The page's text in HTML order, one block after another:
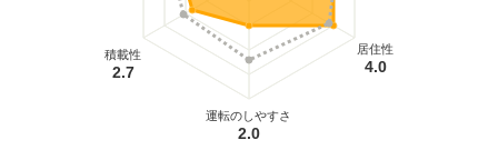
居住性
4.0
運転のしやすさ
2.0
積載性
2.7